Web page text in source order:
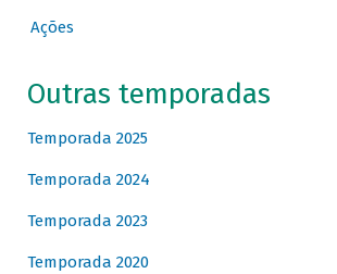
Ações
Outras temporadas
Temporada 2025
Temporada 2024
Temporada 2023
Temporada 2020